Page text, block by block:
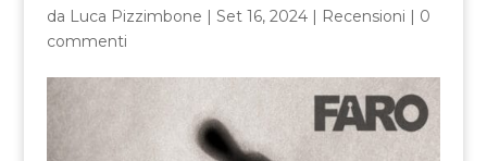
da Luca Pizzimbone | Set 16, 2024| Recensioni | 0
commenti